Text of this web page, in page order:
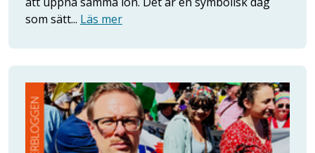
som sätt... Läs mer